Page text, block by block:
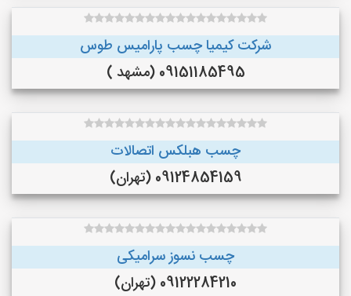
شرکت کیمیا چسب پارامیس طوس
09151185495 (مشهد )
چسب هبلکس اتصالات
09124854159 (تهران)
چسب نسوز سرامیکی
09122284210 (تهران)